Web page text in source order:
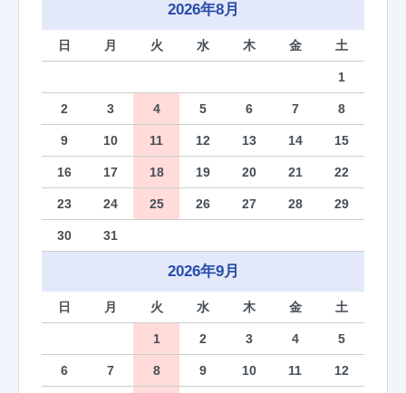
2026年8月
日 月 火 水 木 金 土
1
2 3 4 5 6 7 8
9 10 11 12 13 14 15
16 17 18 19 20 21 22
23 24 25 26 27 28 29
30 31
2026年9月
日 月 火 水 木 金 土
1 2 3 4 5
6 7 8 9 10 11 12